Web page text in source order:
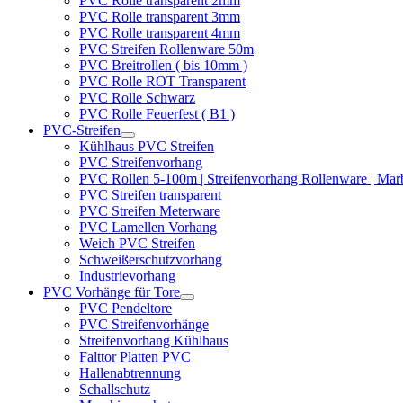
PVC Rolle transparent 3mm
PVC Rolle transparent 4mm
PVC Streifen Rollenware 50m
PVC Breitrollen ( bis 10mm )
PVC Rolle ROT Transparent
PVC Rolle Schwarz
PVC Rolle Feuerfest ( B1 )
PVC-Streifen
Kühlhaus PVC Streifen
PVC Streifenvorhang
PVC Rollen 5-100m | Streifenvorhang Rollenware |
PVC Streifen transparent
PVC Streifen Meterware
PVC Lamellen Vorhang
Weich PVC Streifen
Schweißerschutzvorhang
Industrievorhang
PVC Vorhänge für Tore
PVC Pendeltore
PVC Streifenvorhänge
Streifenvorhang Kühlhaus
Falttor Platten PVC
Hallenabtrennung
Schallschutz